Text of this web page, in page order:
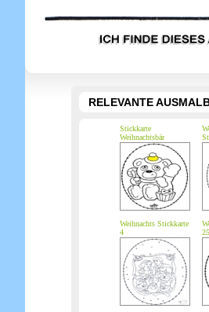
RELEVANTE
Stickkarte
Weihnachtsbär
Weihnachts Stickkarte
4
25